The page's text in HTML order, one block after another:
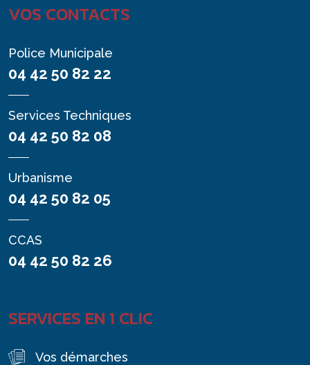
VOS CONTACTS
Police Municipale
04 42 50 82 22
Services Techniques
04 42 50 82 08
Urbanisme
04 42 50 82 05
CCAS
04 42 50 82 26
SERVICES EN 1 CLIC
Vos démarches